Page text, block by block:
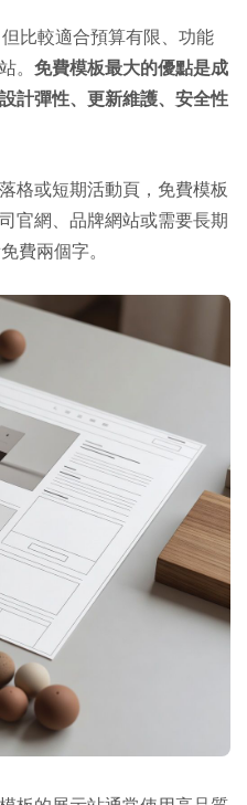
比較適合預算有限、功能
。 免費模板最大的優點是成
計彈性、更新維護、安全性
格或短期活動頁，免費模板
官網、品牌網站或需要長期
費兩個字。